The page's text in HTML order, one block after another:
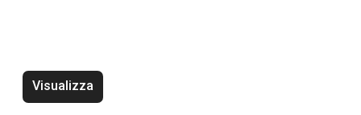
Visualizza